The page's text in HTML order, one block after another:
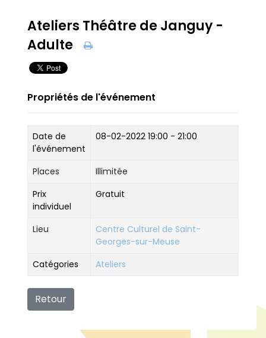
Ateliers Théâtre de Janguy -
Adulte
Propriétés de l'événement
Date de
l'événement
08-02-2022 19:00 - 21:00
Places
Illimitée
Prix
individuel
Gratuit
Lieu
Centre Culturel de Saint-
Georges-sur-Meuse
Catégories
Ateliers
Retour